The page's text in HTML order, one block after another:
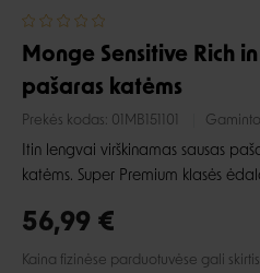
Monge Sensitive Rich
pašaras katėms
Prekės kodas: 01MB151101
Itin lengvai virškinamas sausas
katėms. Super Premium klasės
56,99 €
Kaina fizinėse parduotuvėse gali